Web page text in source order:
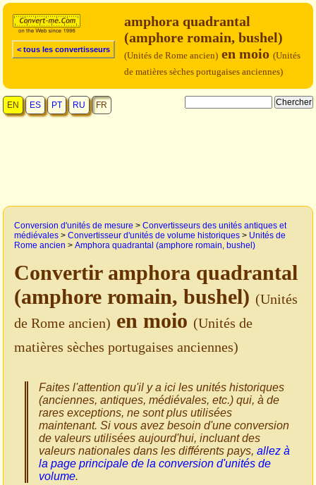
< tous les convertisseurs
amphora quadrantal
(amphore romain, bushel)
(Unités de Rome ancien) en moio (Unités
de matières sèches portugaises anciennes)
EN ES PT RU FR
Conversion d'unités de mesure > Convertisseurs des unités antiques et
médiévales > Convertisseur d'unités de volume historiques > Unités de
Rome ancien > Amphora quadrantal (amphore romain, bushel)
Convertir amphora quadrantal
(amphore romain, bushel) (Unités
de Rome ancien) en moio (Unités de
matières sèches portugaises anciennes)
Faites l'attention qu'il y a ici les unités historiques
(anciennes, antiques, médiévales, etc.) qui, à de
rares exceptions, ne sont plus utilisées
maintenant. Si vous avez besoin d'une conversion
de valeurs utilisées aujourd'hui, incluant des
valeurs nationales dans les différents pays, allez à
la page principale de la conversion d'unités de
volume.